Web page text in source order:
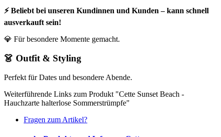
⚡ Beliebt bei unseren Kundinnen und Kunden – kann schnell
ausverkauft sein!
💎 Für besondere Momente gemacht.
👗 Outfit & Styling
Perfekt für Dates und besondere Abende.
Weiterführende Links zum Produkt "Cette Sunset Beach -
Hauchzarte halterlose Sommerstrümpfe"
Fragen zum Artikel?